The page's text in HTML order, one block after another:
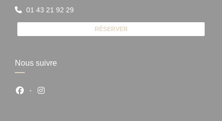
01 43 21 92 29
RÉSERVER
Nous suivre
Facebook ((ouvre une nouvelle fenêtre))
Instagram ((ouvre une nouvelle fenêtre))